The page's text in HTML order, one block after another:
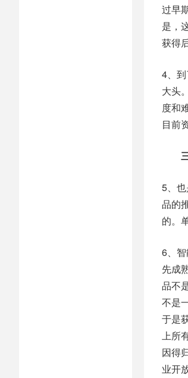
过早
是，
获得
4、
大头
度和
目前
三
5、
品的
的。
6、
先成
品不
不是
于是
上所
因得
业开